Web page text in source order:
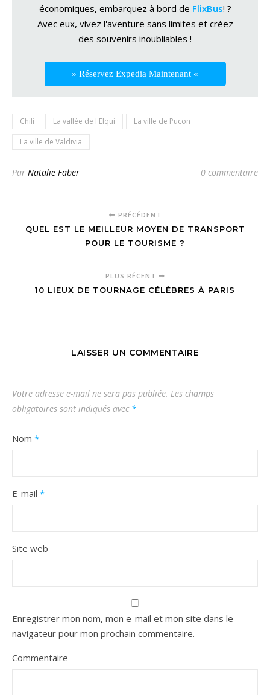
économiques, embarquez à bord de FlixBus! ?
Avec eux, vivez l'aventure sans limites et créez
des souvenirs inoubliables !
» Réservez Expedia Maintenant «
Chili La vallée de l'Elqui
La ville de Pucon
La ville de Valdivia
Par Natalie Faber 0 commentaire
PRÉCÉDENT
QUEL EST LE MEILLEUR MOYEN DE TRANSPORT
POUR LE TOURISME ?
PLUS RÉCENT
10 LIEUX DE TOURNAGE CÉLÈBRES À PARIS
LAISSER UN COMMENTAIRE
Votre adresse e-mail ne sera pas publiée. Les champs
obligatoires sont indiqués avec *
Nom *
E-mail *
Site web
Enregistrer mon nom, mon e-mail et mon site dans le
navigateur pour mon prochain commentaire.
Commentaire